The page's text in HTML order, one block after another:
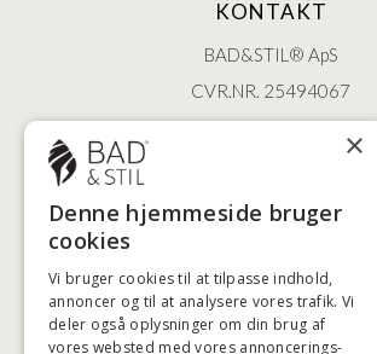
KONTAKT
BAD&STIL® ApS
CVR.NR. 25494067
ØSTERBROGADE 202
2100 KØBENHAVN •
+45 3920 5084
HØJESTE KREDITVÆRDIGHED
×
Denne hjemmeside bruger
cookies
Vi bruger cookies til at tilpasse indhold,
annoncer og til at analysere vores trafik. Vi
deler også oplysninger om din brug af
vores websted med vores annoncerings-